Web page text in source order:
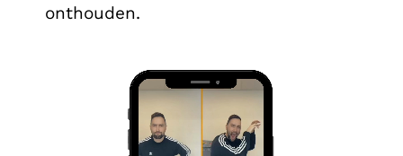
onthouden.